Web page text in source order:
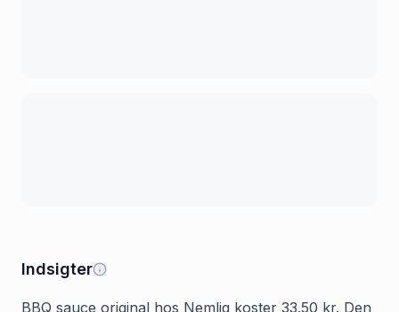
Indsigter
BBQ sauce original hos Nemlig koster 33.50 kr. Den